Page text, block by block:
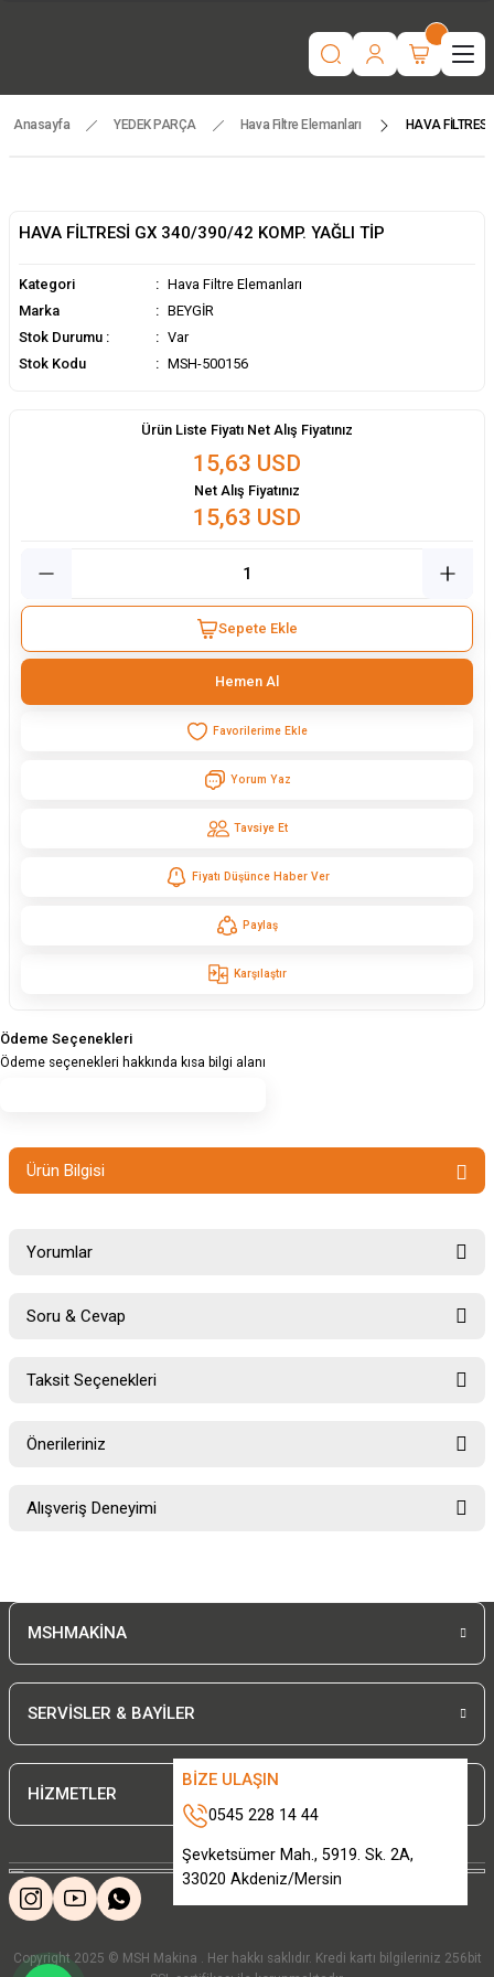
geneli hızlı teslimat.”
İşcinin nefesi , Makinanın Kuvveti ! MSH MAKİNA
Beygir 3+1 Çapa Makinası ile artık yorulmak yok !
Tüm yedek parçalarda ithalat fiyatları, fırsatlardan yararlanmak için
temsilcinizle iletişime geçin!
Anasayfa YEDEK PARÇA Hava Filtre Elemanları HAVA
HAVA FİLTRESİ GX 340/390/42 KOMP. YAĞLI TİP
Kategori
Hava Filtre Elemanları
Marka
BEYGİR
Stok Durumu :
Var
Stok Kodu
MSH-500156
Ürün Liste Fiyatı Net Alış Fiyatınız
15,63 USD
Net Alış Fiyatınız
15,63 USD
Sepete Ekle
Hemen Al
Yorum Yaz
Tavsiye Et
Fiyatı Düşünce Haber Ver
Paylaş
Karşılaştır
Ödeme Seçenekleri
Ödeme seçenekleri hakkında kısa bilgi alanı
Ürün Bilgisi
Yorumlar
Soru & Cevap
Taksit Seçenekleri
Önerileriniz
yetersiz gördüğünüz noktaları öneri formunu kullanarak tarafımıza
Ürün fiyatı diğer sitelerden daha pahalı.
Gönder
Alışveriş Deneyimi
Deneyimini Paylaş
MSHMAKİNA
SERVİSLER & BAYİLER
HİZMETLER
BİZE ULAŞIN
0545 228 14 44
Şevketsümer Mah., 5919. Sk. 2A,
33020 Akdeniz/Mersin
Copyright 2025 © MSH Makina . Her hakkı saklıdır. Kredi kartı bilgileriniz 256bit